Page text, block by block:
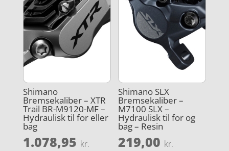
Shimano
Bremsekaliber – XTR
Trail BR-M9120-MF –
Hydraulisk til for eller
bag
1.078,95 kr.
Shimano SLX
Bremsekaliber –
M7100 SLX –
Hydraulisk til for og
bag – Resin
219,00 kr.